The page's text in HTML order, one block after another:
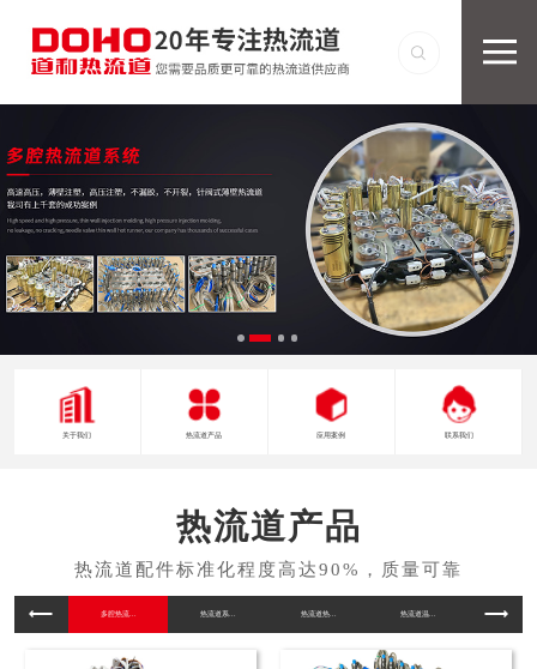
关于我们 热流道产品 应用案例 联系我们
热流道产品
多腔热流... 热流道系... 热流道热... 热流道温... 工程塑料...